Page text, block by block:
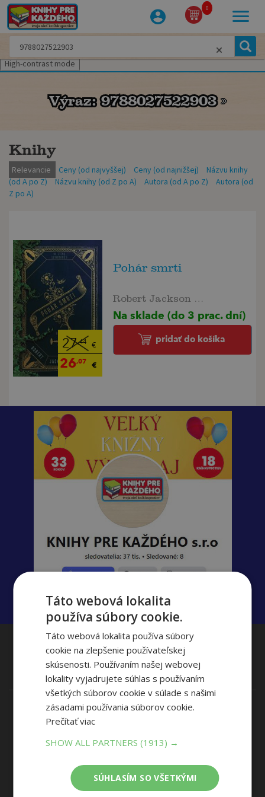
0
High-contrast mode
Výraz: 9788027522903
Výraz: 9788027522903
Knihy
Relevancie Ceny (od najvyššej) Ceny (od najnižšej)
Názvu knihy
(od A po Z) Názvu knihy (od Z po A) Autora (od A po Z)
Autora (od
Z po A)
27,44 €
26,07 €
Pohár smrti
Na sklade (do 3 prac. dní)
pridať do košíka
Zavolajte nám (Po-Pia 8:00-17:00)
+421 915 800 804
Naše Predajne
Liptovský Mikuláš
Trenčín (2)
Táto webová lokalita
používa súbory cookie.
Táto webová lokalita používa súbory
cookie na zlepšenie používateľskej
skúsenosti. Používaním našej webovej
lokality vyjadrujete súhlas s používaním
všetkých súborov cookie v súlade s našimi
zásadami používania súborov cookie.
Prečítať viac
SHOW ALL PARTNERS(1913) →
SÚHLASÍM SO VŠETKÝMI